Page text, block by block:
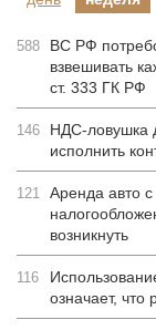
588
ВС РФ
взвешивать
ст. 333 ГК РФ
146
НДС-ловушка
исполнить
121 Аренда авто
возникнуть
116
означает, что